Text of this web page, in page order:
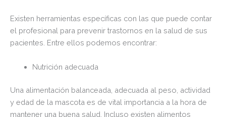
Existen herramientas específicas con las que puede contar
el profesional para prevenir trastornos en la salud de sus
pacientes. Entre ellos podemos encontrar:
Nutrición adecuada
Una alimentación balanceada, adecuada al peso, actividad
y edad de la mascota es de vital importancia a la hora de
mantener una buena salud. Incluso existen alimentos